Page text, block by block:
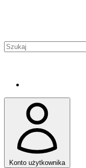
Konto użytkownika